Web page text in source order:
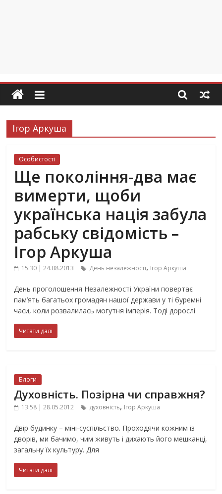
Ігор Аркуша
Особистості
Ще покоління-два має
вимерти, щоби
українська нація забула
рабську свідомість –
Ігор Аркуша
15:30 | 24.08.2013 День незалежності, Ігор Аркуша
День проголошення Незалежності України повертає
пам’ять багатьох громадян нашої держави у ті буремні
часи, коли розвалилась могутня імперія. Тоді дорослі
Читати далі
Блоги
Духовність. Позірна чи справжня?
13:58 | 28.05.2012 духовність, Ігор Аркуша
Двір будинку – міні-суспільство. Проходячи кожним із
дворів, ми бачимо, чим живуть і дихають його мешканці,
загальну їх культуру. Для
Читати далі